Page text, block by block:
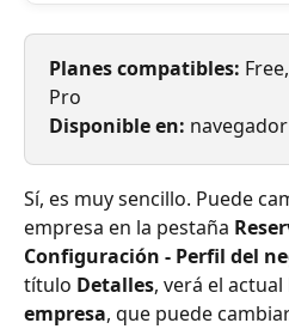
Planes compatibles:
Pro
Disponible en:
Sí, es muy sencillo. Puede
empresa en la pestaña
Configuración - Perfil del
título Detalles, verá el actual
empresa, que puede